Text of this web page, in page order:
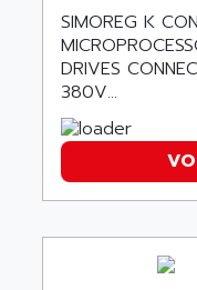
C100
OP35
SIMATIC TP
BT
PANEL
PSS
ALLISON
ALLISON
ALM
ALMCO
ALPES DEIS
ALPES
ALPHA
ALPHA
SIMOREG K
DRIVES
380V...